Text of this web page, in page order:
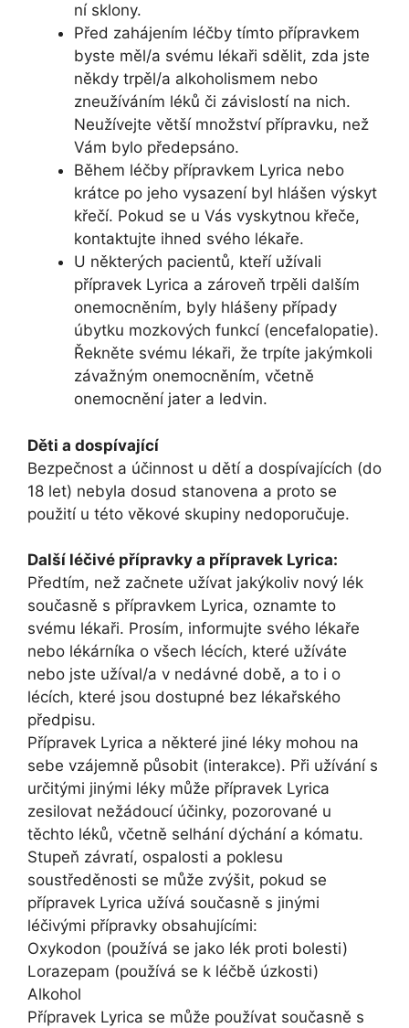
ní sklony.
Před zahájením léčby tímto přípravkem
byste měl/a svému lékaři sdělit, zda jste
někdy trpěl/a alkoholismem nebo
zneužíváním léků či závislostí na nich.
Neužívejte větší množství přípravku, než
Vám bylo předepsáno.
Během léčby přípravkem Lyrica nebo
krátce po jeho vysazení byl hlášen výskyt
křečí. Pokud se u Vás vyskytnou křeče,
kontaktujte ihned svého lékaře.
U některých pacientů, kteří užívali
přípravek Lyrica a zároveň trpěli dalším
onemocněním, byly hlášeny případy
úbytku mozkových funkcí (encefalopatie).
Řekněte svému lékaři, že trpíte jakýmkoli
závažným onemocněním, včetně
onemocnění jater a ledvin.
Děti a dospívající
Bezpečnost a účinnost u dětí a dospívajících (do
18 let) nebyla dosud stanovena a proto se
použití u této věkové skupiny nedoporučuje.
Další léčivé přípravky a přípravek Lyrica:
Předtím, než začnete užívat jakýkoliv nový lék
současně s přípravkem Lyrica, oznamte to
svému lékaři. Prosím, informujte svého lékaře
nebo lékárníka o všech lécích, které užíváte
nebo jste užíval/a v nedávné době, a to i o
lécích, které jsou dostupné bez lékařského
předpisu.
Přípravek Lyrica a některé jiné léky mohou na
sebe vzájemně působit (interakce). Při užívání s
určitými jinými léky může přípravek Lyrica
zesilovat nežádoucí účinky, pozorované u
těchto léků, včetně selhání dýchání a kómatu.
Stupeň závratí, ospalosti a poklesu
soustředěnosti se může zvýšit, pokud se
přípravek Lyrica užívá současně s jinými
léčivými přípravky obsahujícími:
Oxykodon (používá se jako lék proti bolesti)
Lorazepam (používá se k léčbě úzkosti)
Alkohol
Přípravek Lyrica se může používat současně s